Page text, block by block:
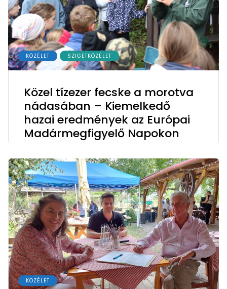
KÖZÉLET SZIGETKÖZÉLET
Közel tízezer fecske a morotva
nádasában – Kiemelkedő
hazai eredmények az Európai
Madármegfigyelő Napokon
KÖZÉLET